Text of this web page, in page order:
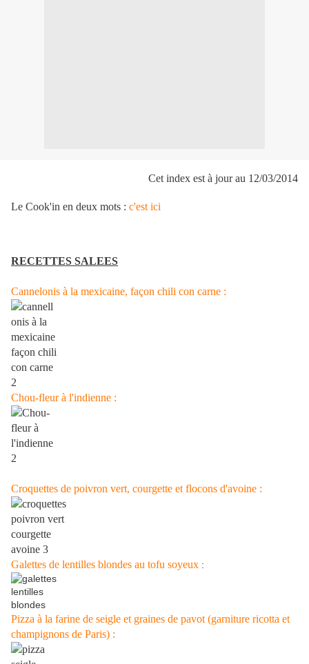
Cet index est à jour au 12/03/2014
Le Cook'in en deux mots : c'est ici
RECETTES SALEES
Cannelonis à la mexicaine, façon chili con carne :
Chou-fleur à l'indienne :
Croquettes de poivron vert, courgette et flocons d'avoine :
Galettes de lentilles blondes au tofu soyeux :
Pizza à la farine de seigle et graines de pavot (garniture ricotta et
champignons de Paris) :